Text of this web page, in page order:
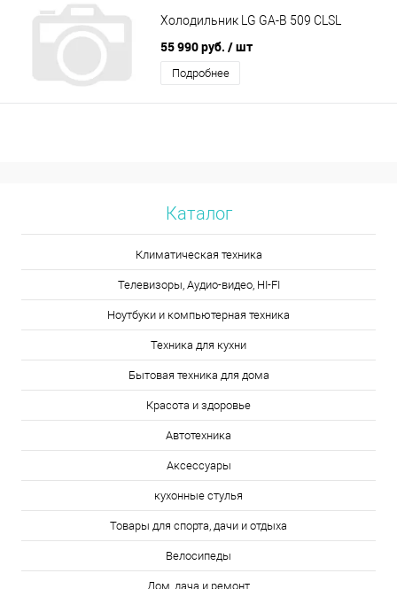
Холодильник LG GA-B 509 CLSL
55 990 руб. / шт
Подробнее
Каталог
Климатическая техника
Телевизоры, Аудио-видео, HI-FI
Ноутбуки и компьютерная техника
Техника для кухни
Бытовая техника для дома
Красота и здоровье
Автотехника
Аксессуары
кухонные стулья
Товары для спорта, дачи и отдыха
Велосипеды
Дом, дача и ремонт